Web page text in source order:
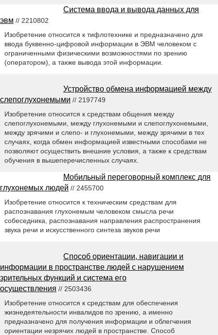
Система ввода и вывода данных для
эвм // 2210802
Изобретение относится к тифлотехнике и предназначено для
ввода буквенно-цифровой информации в ЭВМ человеком с
ограниченными физическими возможностями по зрению
(оператором), а также вывода этой информации.
Устройство обмена информацией между
слепоглухонемыми // 2197749
Изобретение относится к средствам общения между
слепоглухонемыми, между глухонемыми и слепоглухонемыми,
между зрячими и слепо- и глухонемыми, между зрячими в тех
случаях, когда обмен информацией известными способами не
позволяют осуществить внешние условия, а также к средствам
обучения в вышеперечисленных случаях.
Мобильный переговорный комплекс для
глухонемых людей // 2455700
Изобретение относится к техническим средствам для
распознавания глухонемым человеком смысла речи
собеседника, распознавания направления распространения
звука речи и искусственного синтеза звуков речи
Способ ориентации, навигации и
информации в пространстве людей с нарушением
зрительных функций и система его
осуществления // 2503436
Изобретение относится к средствам для обеспечения
жизнедеятельности инвалидов по зрению, а именно
предназначено для получения информации и облегчения
ориентации незрячих людей в пространстве. Способ